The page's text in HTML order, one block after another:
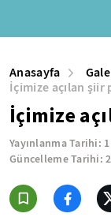
Anasayfa
İçimize açılan şiir
İçimize
Yayınlanma Tarihi:
Güncelleme Tarihi: